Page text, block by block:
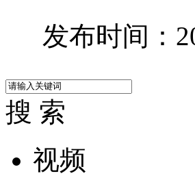
发布时间：
搜 索
视频